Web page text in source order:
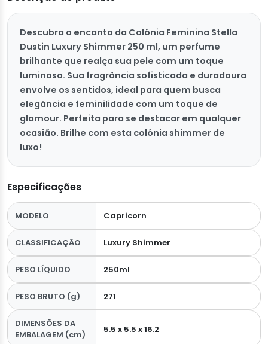
Descubra o encanto da Colônia Feminina Stella
Dustin Luxury Shimmer 250 ml, um perfume
brilhante que realça sua pele com um toque
luminoso. Sua fragrância sofisticada e duradoura
envolve os sentidos, ideal para quem busca
elegância e feminilidade com um toque de
glamour. Perfeita para se destacar em qualquer
ocasião. Brilhe com esta colônia shimmer de
luxo!
Especificações
MODELO Capricorn
CLASSIFICAÇÃO Luxury Shimmer
PESO LÍQUIDO 250ml
PESO BRUTO (g) 271
DIMENSÕES DA
EMBALAGEM (cm)
5.5 x 5.5 x 16.2